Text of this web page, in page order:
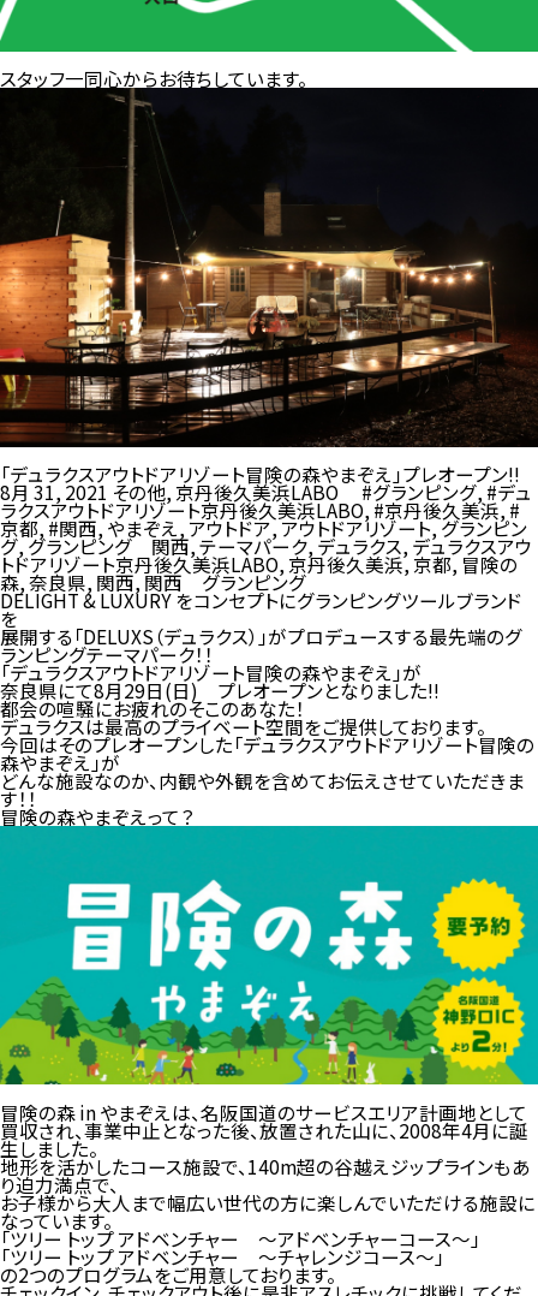
スタッフ一同心からお待ちしています。
「デュラクスアウトドアリゾート冒険の森やまぞえ」プレオープン!!
8月 31, 2021 その他,京丹後久美浜LABO #グランピング, #デュ
ラクスアウトドアリゾート京丹後久美浜LABO, #京丹後久美浜, #
京都, #関西,やまぞえ, アウトドア,アウトドアリゾート,グランピン
グ,グランピング 関西,テーマパーク, デュラクス, デュラクスアウ
トドアリゾート京丹後久美浜LABO,京丹後久美浜,京都, 冒険の
森,奈良県, 関西,関西 グランピング
DELIGHT & LUXURY をコンセプトにグランピングツールブランド
を
展開する「DELUXS（デュラクス）」がプロデュースする最先端のグ
ランピングテーマパーク！！
「デュラクスアウトドアリゾート冒険の森やまぞえ」が
奈良県にて8月29日(日) プレオープンとなりました!!
都会の喧騒にお疲れのそこのあなた！
デュラクスは最高のプライベート空間をご提供しております。
今回はそのプレオープンした「デュラクスアウトドアリゾート冒険の
森やまぞえ」が
どんな施設なのか、内観や外観を含めてお伝えさせていただきま
す！！
冒険の森やまぞえって？
冒険の森 in やまぞえは、名阪国道のサービスエリア計画地として
買収され、事業中止となった後、放置された山に、2008年4月に誕
生しました。
地形を活かしたコース施設で、140m超の谷越えジップラインもあ
り迫力満点で、
お子様から大人まで幅広い世代の方に楽しんでいただける施設に
なっています。
「ツリー トップ アドベンチャー ～アドベンチャーコース～」
「ツリー トップ アドベンチャー ～チャレンジコース～」
の2つのプログラムをご用意しております。